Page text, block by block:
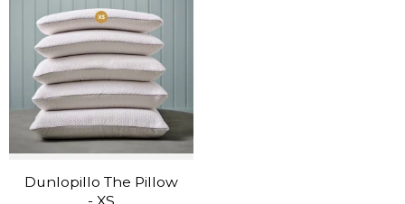
Dunlopillo The Pillow